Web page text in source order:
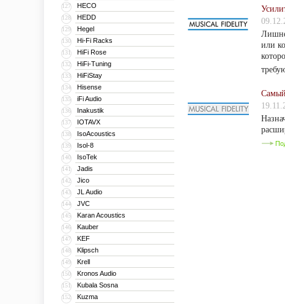
127 HECO
128 HEDD
129 Hegel
130 Hi-Fi Racks
131 HiFi Rose
132 HiFi-Tuning
133 HiFiStay
134 Hisense
135 iFi Audio
136 Inakustik
137 IOTAVX
138 IsoAcoustics
139 Isol-8
140 IsoTek
141 Jadis
142 Jico
143 JL Audio
144 JVC
145 Karan Acoustics
146 Kauber
147 KEF
148 Klipsch
149 Krell
150 Kronos Audio
151 Kubala Sosna
152 Kuzma
или
Самый